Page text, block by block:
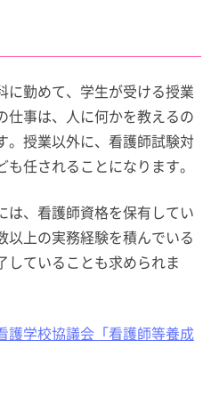
に勤めて、学生が受ける授業
仕事は、人に何かを教えるの
。授業以外に、看護師試験対
任されることになります。
は、看護師資格を保有してい
以上の実務経験を積んでいる
していることも求められま
護学校協議会「看護師等養成